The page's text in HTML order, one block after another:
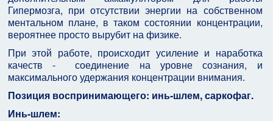
Гипермозга, при отсутствии энергии на собственном
ментальном плане, в таком состоянии концентрации,
вероятнее просто вырубит на физике.
При этой работе, происходит усиление и наработка
качеств - соединение на уровне сознания, и
максимального удержания концентрации внимания.
Позиция воспринимающего: инь-шлем, саркофаг.
Инь-шлем: